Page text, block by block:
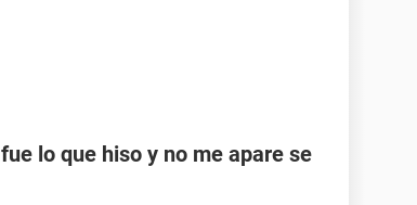
lo que hiso y no me apare se